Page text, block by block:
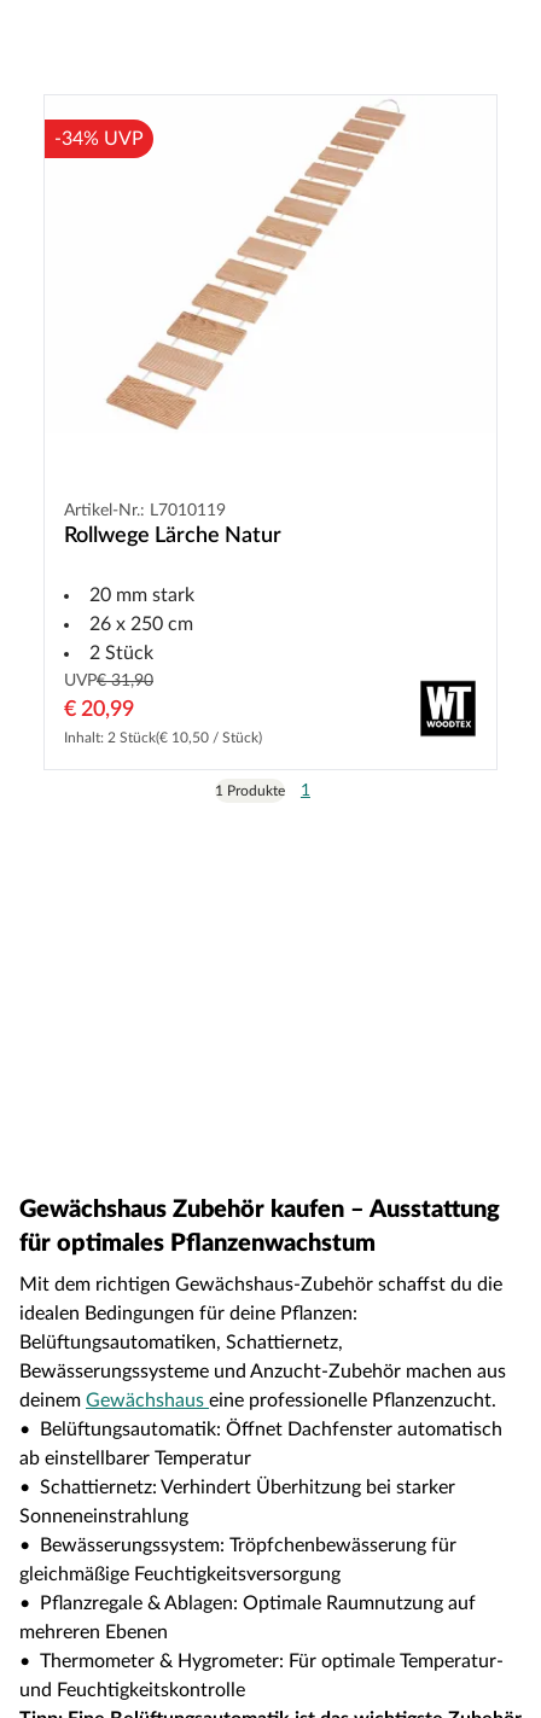
-34% UVP
Artikel-Nr.: L7010119
Rollwege Lärche Natur
20 mm stark
26 x 250 cm
2 Stück
UVP€ 31,90
€ 20,99
Inhalt: 2 Stück(€ 10,50 / Stück)
1 Produkte 1
Gewächshaus Zubehör kaufen – Ausstattung
für optimales Pflanzenwachstum
Mit dem richtigen Gewächshaus-Zubehör schaffst du die
idealen Bedingungen für deine Pflanzen:
Belüftungsautomatiken, Schattiernetz,
Bewässerungssysteme und Anzucht-Zubehör machen aus
deinem Gewächshaus eine professionelle Pflanzenzucht.
• Belüftungsautomatik: Öffnet Dachfenster automatisch
ab einstellbarer Temperatur
• Schattiernetz: Verhindert Überhitzung bei starker
Sonneneinstrahlung
• Bewässerungssystem: Tröpfchenbewässerung für
gleichmäßige Feuchtigkeitsversorgung
• Pflanzregale & Ablagen: Optimale Raumnutzung auf
mehreren Ebenen
• Thermometer & Hygrometer: Für optimale Temperatur-
und Feuchtigkeitskontrolle